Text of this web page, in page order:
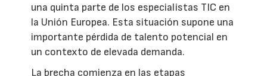
una quinta parte de los especialistas TIC en
la Unión Europea. Esta situación supone una
importante pérdida de talento potencial en
un contexto de elevada demanda.
La brecha comienza en las etapas